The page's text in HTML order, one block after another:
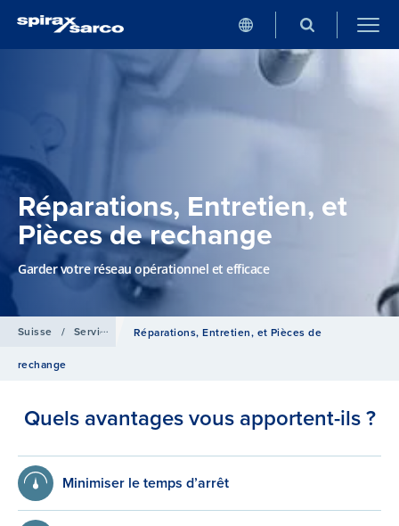
Réparations, Entretien, et
Pièces de rechange
Garder votre réseau opérationnel et efficace
Suisse / Services
Réparations, Entretien, et Pièces de
rechange
Quels avantages vous apportent-ils ?
Minimiser le temps d’arrêt